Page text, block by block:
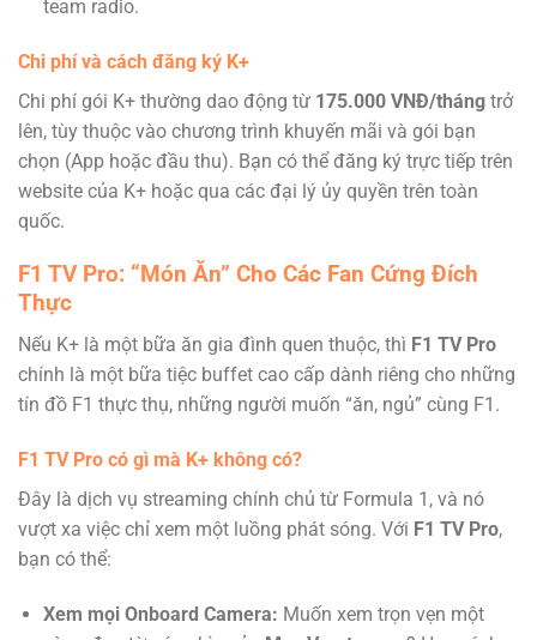
team radio.
Chi phí và cách đăng ký K+
Chi phí gói K+ thường dao động từ 175.000 VNĐ/tháng trở
lên, tùy thuộc vào chương trình khuyến mãi và gói bạn
chọn (App hoặc đầu thu). Bạn có thể đăng ký trực tiếp trên
website của K+ hoặc qua các đại lý ủy quyền trên toàn
quốc.
F1 TV Pro: “Món Ăn” Cho Các Fan Cứng Đích
Thực
Nếu K+ là một bữa ăn gia đình quen thuộc, thì F1 TV Pro
chính là một bữa tiệc buffet cao cấp dành riêng cho những
tín đồ F1 thực thụ, những người muốn “ăn, ngủ” cùng F1.
F1 TV Pro có gì mà K+ không có?
Đây là dịch vụ streaming chính chủ từ Formula 1, và nó
vượt xa việc chỉ xem một luồng phát sóng. Với F1 TV Pro,
bạn có thể:
Xem mọi Onboard Camera: Muốn xem trọn vẹn một